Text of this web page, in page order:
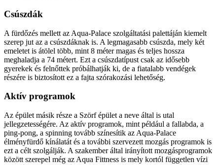
Csúszdák
A fürdőzés mellett az Aqua-Palace szolgáltatási palettáján kiemelt
szerep jut az a csúszdáknak is. A legmagasabb csúszda, mely két
emeletet is átölel több, mint 8 méter magas és teljes hossza
meghaladja a 74 métert. Ezt a csúszdatípust csak az idősebb
gyerekek és felnőttek próbálhatják ki, de a fiatalabb vendégek
részére is biztosított ez a fajta szórakozási lehetőség.
Aktív programok
Az épület másik része a Szörf épület a neve által is utal
jellegzetességére. Az aktív programok, mint például a fallabda, a
ping-pong, a spinning tovább színesítik az Aqua-Palace
élményfürdő kínálatát és a további szervezett mozgás programok is
ezt a célt szolgálják. A szakember által irányított mozgásprogramok
között szerepel még az Aqua Fittness is mely kortól független vízi